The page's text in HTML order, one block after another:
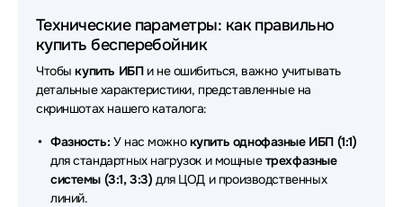
Источники бесперебойного питания (ИБП - UPS) 2E
Источники бесперебойного питания (ИБП - UPS)
VOLTA
Источники бесперебойного питания (ИБП - UPS)
Источники бесперебойного питания (ИБП - UPS)
Schneider Electric
Технические параметры: как правильно
купить бесперебойник
Чтобыкупить ИБПи не ошибиться, важно учитывать
детальные характеристики, представленные на
скриншотах нашего каталога:
Фазность: У нас можнокупить однофазные ИБП (1:1)
для стандартных нагрузок и мощныетрехфазные
системы (3:1, 3:3) для ЦОД и производственных
линий.